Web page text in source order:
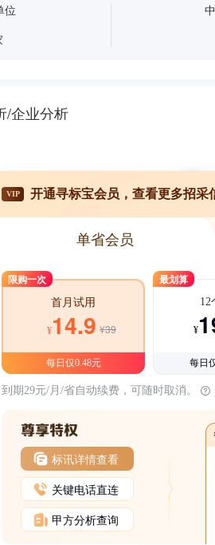
位
/企业分析
VIP 开通寻标宝会员，查看更多招采
单省会员
限购一次
首月试用
¥14.9 ¥39
每日仅0.48元
最划算
12
¥
每日
到期29元/月/省自动续费，可随时取消。
标讯详情查看
关键电话直连
甲方分析查询